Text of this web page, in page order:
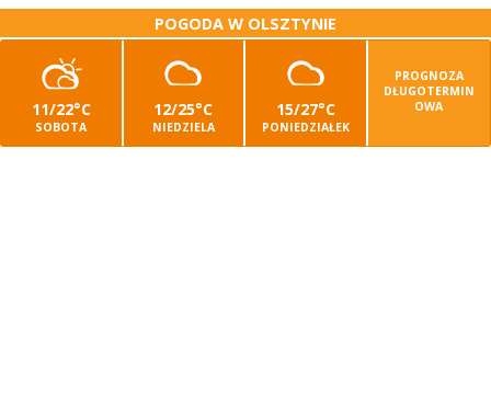
POGODA W OLSZTYNIE
11/22°C
SOBOTA
12/25°C
NIEDZIELA
15/27°C
PONIEDZIAŁEK
PROGNOZA
DŁUGOTERMIN
OWA